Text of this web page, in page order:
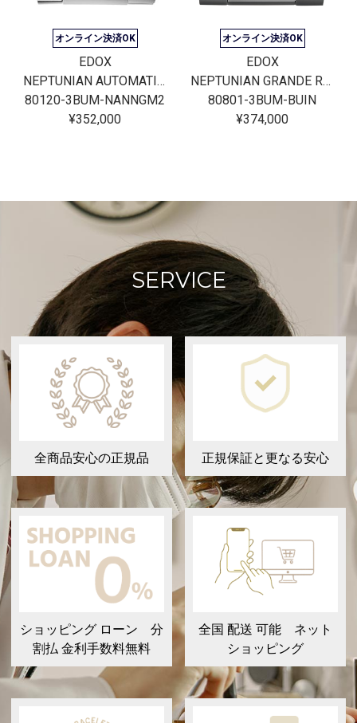
オンライン決済OK
EDOX
NEPTUNIAN AUTOMATIC JAPAN LIMITED EDITION
80120-3BUM-NANNGM2
¥352,000
オンライン決済OK
EDOX
NEPTUNIAN GRANDE RESERVE DATE AUTOMATIC
80801-3BUM-BUIN
¥374,000
SERVICE
全商品安心の正規品 正規保証と更なる安心
ショッピング ローン 分
割払 金利手数料無料
全国 配送 可能 ネット
ショッピング